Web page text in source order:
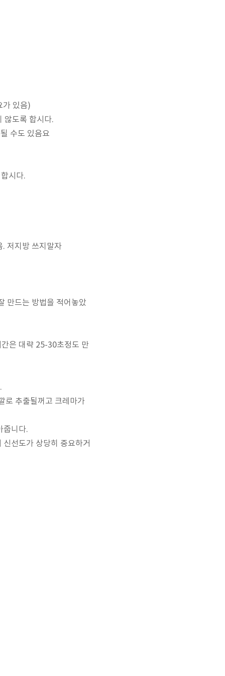
가 있음)
않도록 합시다.
수도 있음요
시다.
저지방 쓰지말자
만드는 방법을 적어놓았
은 대략 25-30초정도 만
로 추출될꺼고 크레마가
줍니다.
선도가 상당히 중요하거